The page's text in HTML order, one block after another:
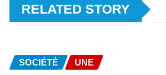
RELATED STORY
SOCIÉTÉ UNE